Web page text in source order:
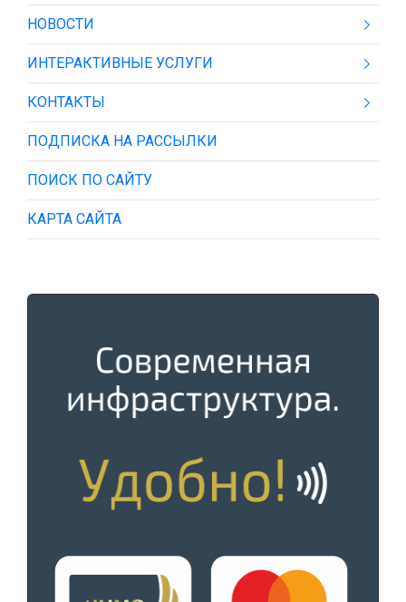
НОВОСТИ
ИНТЕРАКТИВНЫЕ УСЛУГИ
КОНТАКТЫ
ПОДПИСКА НА РАССЫЛКИ
ПОИСК ПО САЙТУ
КАРТА САЙТА